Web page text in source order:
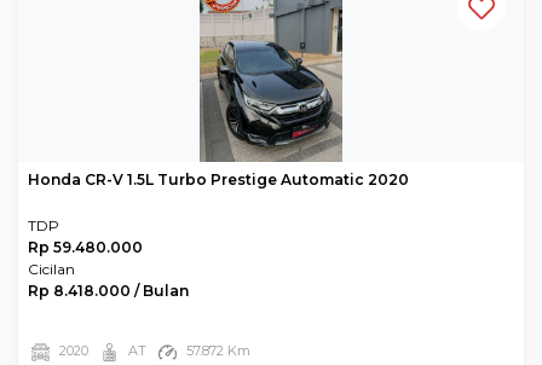
Honda CR-V 1.5L Turbo Prestige Automatic 2020
TDP
Rp 59.480.000
Cicilan
Rp 8.418.000 / Bulan
2020 AT
57.872 Km